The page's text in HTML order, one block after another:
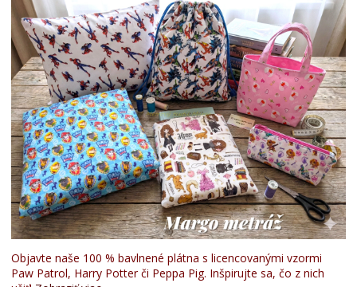
Objavte naše 100 % bavlnené plátna s licencovanými vzormi
Paw Patrol, Harry Potter či Peppa Pig. Inšpirujte sa, čo z nich